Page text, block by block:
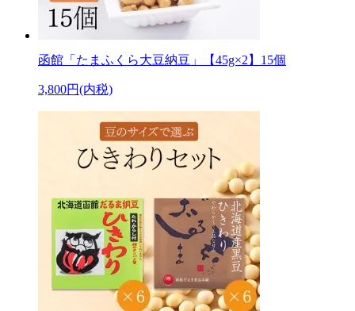
函館「たまふくら大豆納豆」【45g×2】15個
3,800円(内税)